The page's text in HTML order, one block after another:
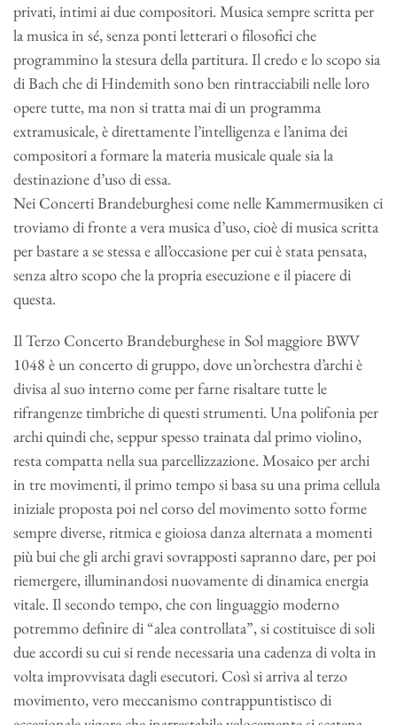
privati, intimi ai due compositori. Musica sempre scritta per
la musica in sé, senza ponti letterari o filosofici che
programmino la stesura della partitura. Il credo e lo scopo sia
di Bach che di Hindemith sono ben rintracciabili nelle loro
opere tutte, ma non si tratta mai di un programma
extramusicale, è direttamente l’intelligenza e l’anima dei
compositori a formare la materia musicale quale sia la
destinazione d’uso di essa.
Nei Concerti Brandeburghesi come nelle Kammermusiken ci
troviamo di fronte a vera musica d’uso, cioè di musica scritta
per bastare a se stessa e all’occasione per cui è stata pensata,
senza altro scopo che la propria esecuzione e il piacere di
questa.
Il Terzo Concerto Brandeburghese in Sol maggiore BWV
1048 è un concerto di gruppo, dove un’orchestra d’archi è
divisa al suo interno come per farne risaltare tutte le
rifrangenze timbriche di questi strumenti. Una polifonia per
archi quindi che, seppur spesso trainata dal primo violino,
resta compatta nella sua parcellizzazione. Mosaico per archi
in tre movimenti, il primo tempo si basa su una prima cellula
iniziale proposta poi nel corso del movimento sotto forme
sempre diverse, ritmica e gioiosa danza alternata a momenti
più bui che gli archi gravi sovrapposti sapranno dare, per poi
riemergere, illuminandosi nuovamente di dinamica energia
vitale. Il secondo tempo, che con linguaggio moderno
potremmo definire di “alea controllata”, si costituisce di soli
due accordi su cui si rende necessaria una cadenza di volta in
volta improvvisata dagli esecutori. Così si arriva al terzo
movimento, vero meccanismo contrappuntistisco di